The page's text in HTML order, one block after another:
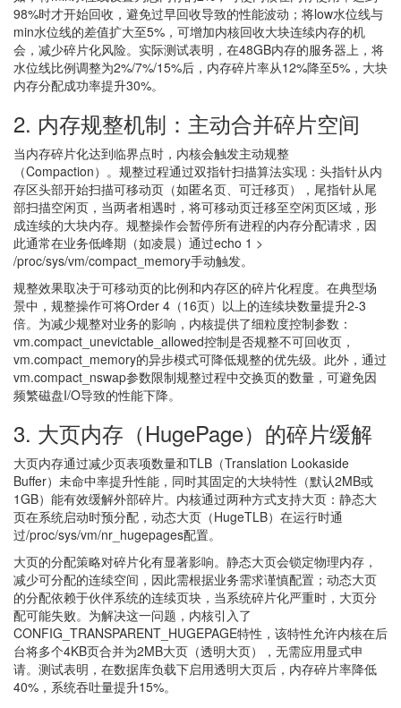
98%时才开始回收，避免过早回收导致的性能波动；将low水位线与
min水位线的差值扩大至5%，可增加内核回收大块连续内存的机
会，减少碎片化风险。实际测试表明，在48GB内存的服务器上，将
水位线比例调整为2%/7%/15%后，内存碎片率从12%降至5%，大块
内存分配成功率提升30%。
2. 内存规整机制：主动合并碎片空间
当内存碎片化达到临界点时，内核会触发主动规整
（Compaction）。规整过程通过双指针扫描算法实现：头指针从内
存区头部开始扫描可移动页（如匿名页、可迁移页），尾指针从尾
部扫描空闲页，当两者相遇时，将可移动页迁移至空闲页区域，形
成连续的大块内存。规整操作会暂停所有进程的内存分配请求，因
此通常在业务低峰期（如凌晨）通过echo 1 >
/proc/sys/vm/compact_memory手动触发。
规整效果取决于可移动页的比例和内存区的碎片化程度。在典型场
景中，规整操作可将Order 4（16页）以上的连续块数量提升2-3
倍。为减少规整对业务的影响，内核提供了细粒度控制参数：
vm.compact_unevictable_allowed控制是否规整不可回收页，
vm.compact_memory的异步模式可降低规整的优先级。此外，通过
vm.compact_nswap参数限制规整过程中交换页的数量，可避免因
频繁磁盘I/O导致的性能下降。
3. 大页内存（HugePage）的碎片缓解
大页内存通过减少页表项数量和TLB（Translation Lookaside
Buffer）未命中率提升性能，同时其固定的大块特性（默认2MB或
1GB）能有效缓解外部碎片。内核通过两种方式支持大页：静态大
页在系统启动时预分配，动态大页（HugeTLB）在运行时通
过/proc/sys/vm/nr_hugepages配置。
大页的分配策略对碎片化有显著影响。静态大页会锁定物理内存，
减少可分配的连续空间，因此需根据业务需求谨慎配置；动态大页
的分配依赖于伙伴系统的连续页块，当系统碎片化严重时，大页分
配可能失败。为解决这一问题，内核引入了
CONFIG_TRANSPARENT_HUGEPAGE特性，该特性允许内核在后
台将多个4KB页合并为2MB大页（透明大页），无需应用显式申
请。测试表明，在数据库负载下启用透明大页后，内存碎片率降低
40%，系统吞吐量提升15%。